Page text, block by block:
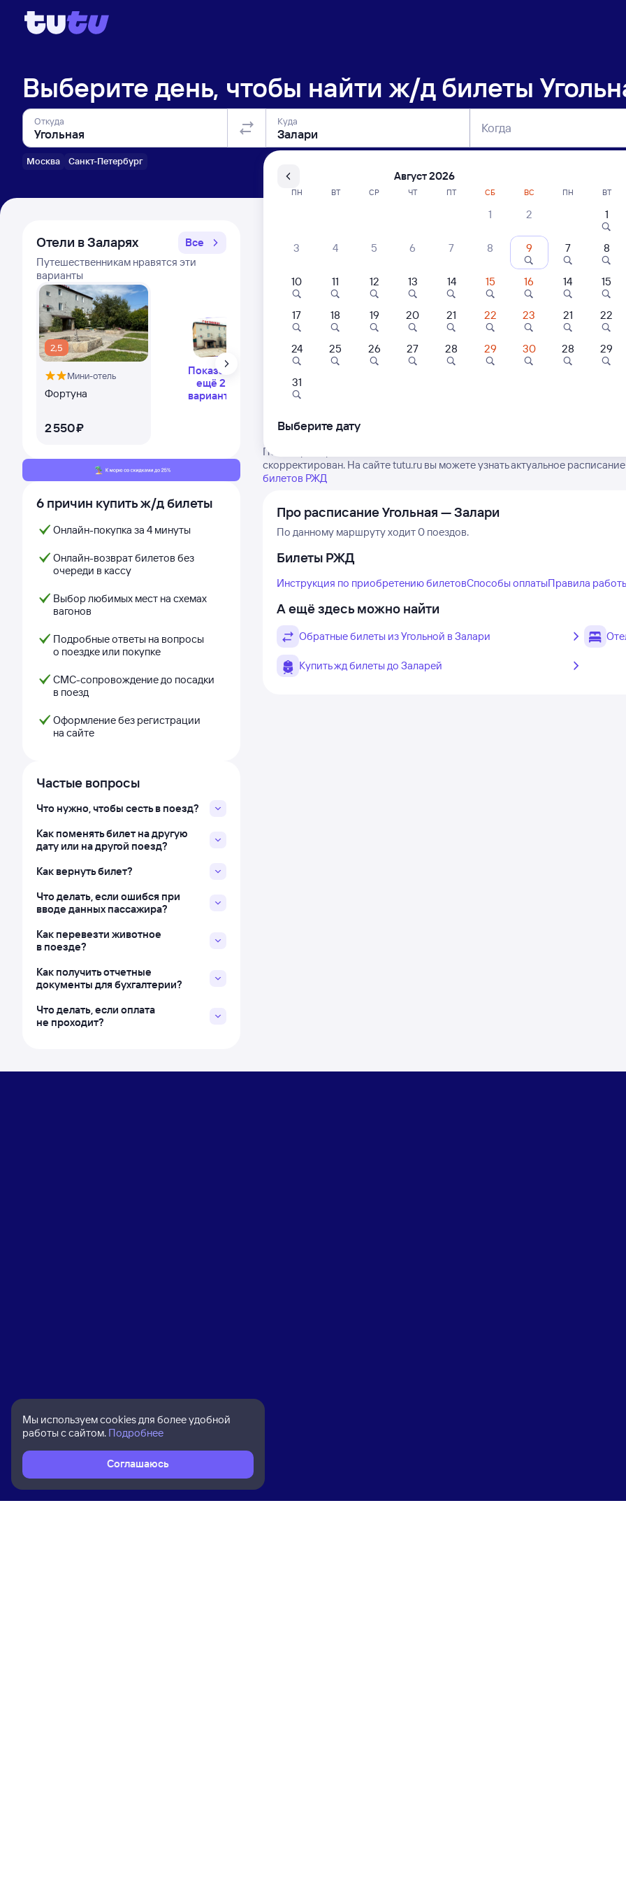
Выберите день, чтобы найти ж/д билеты
Откуда
Москва Санкт-Петербург
Куда Когда
Отели в Заларях
Все
Путешественникам нравятся эти
варианты
2,5
Мини-отель
Фортуна
2 ⁠550 ⁠₽
Показать
ещё 2
варианта
6 причин купить ж/д билеты
Онлайн-покупка за 4 минуты
Онлайн-возврат билетов без
очереди в кассу
Выбор любимых мест на схемах
вагонов
Подробные ответы на вопросы
о поездке или покупке
СМС-сопровождение до посадки
в поезд
Оформление без регистрации
на сайте
Частые вопросы
Что нужно, чтобы сесть в поезд?
Как поменять билет на другую
дату или на другой поезд?
Как вернуть билет?
Что делать, если ошибся при
вводе данных пассажира?
Как перевезти животное
в поезде?
Как получить отчетные
документы для бухгалтерии?
Что делать, если оплата
не проходит?
Расписание поездов Угольная — Залари
Нет рейсов по
Посмотрите расписание поездов дальнего следования РЖД из Угольной
скорректирован. На сайте tutu.ru вы можете узнать актуальное
билетов РЖД
Про расписание Угольная — Залари
По данному маршруту ходит 0 поездов.
Билеты РЖД
Инструкция по приобретению билетовСпособы оплатыПравила
А ещё здесь можно найти
Обратные билеты из Угольной в Залари
Купить жд билеты до Заларей
Мы используем cookies для более удобной
работы с сайтом. Подробнее
Соглашаюсь
Август 2026
ПН ВТ СР ЧТ ПТ СБ ВС
1 2
3 4 5 6 7 8 9
10 11 12 13 14 15 16
17 18 19 20 21 22 23
24 25 26 27 28 29 30
31
ПН ВТ
1
7 8
14 15
21 22
28 29
Выберите дату